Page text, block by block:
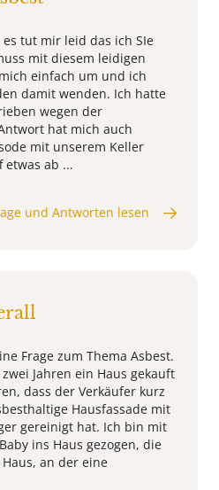
tut mir leid das ich SIe
mit diesem leidigen
einfach um und ich
damit wenden. Ich hatte
wegen der
hat mich auch
mit unserem Keller
etwas ab ...
und Antworten lesen
Frage zum Thema Asbest.
Jahren ein Haus gekauft
dass der Verkäufer kurz
Hausfassade mit
gereinigt hat. Ich bin mit
ins Haus gezogen, die
an der eine